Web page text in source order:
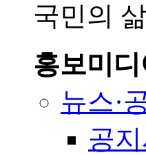
국민의
홍보미
뉴스·
공